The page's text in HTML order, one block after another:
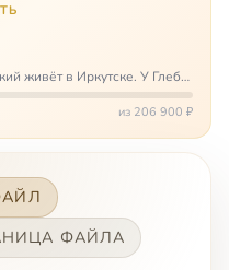
живёт в Иркутске. У Глеба
младенчестве менингита,
эпилепсией, с которой
из 206 900 ₽
ФАЙЛА